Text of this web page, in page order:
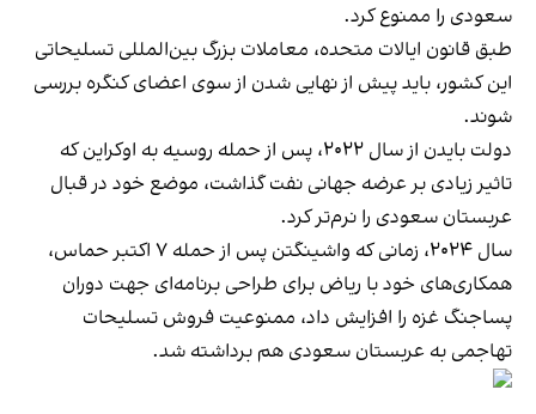
سعودی را ممنوع کرد.
طبق قانون ایالات متحده، معاملات بزرگ بین‌المللی تسلیحاتی
این کشور، باید پیش از نهایی شدن از سوی اعضای کنگره بررسی
شوند.
دولت بایدن از سال ۲۰۲۲، پس از حمله روسیه به اوکراین که
تاثیر زیادی بر عرضه جهانی نفت گذاشت، موضع خود در قبال
عربستان سعودی را نرم‌تر کرد.
سال ۲۰۲۴، زمانی که واشینگتن پس از حمله ۷ اکتبر حماس،
همکاری‌های خود با ریاض برای طراحی برنامه‌ای جهت دوران
پساجنگ غزه را افزایش داد، ممنوعیت فروش تسلیحات
تهاجمی به عربستان سعودی هم برداشته شد.